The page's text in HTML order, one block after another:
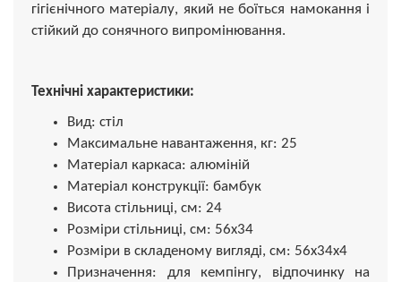
гігієнічного матеріалу, який не боїться намокання і
стійкий до сонячного випромінювання.
Технічні характеристики:
Вид: стіл
Максимальне навантаження, кг: 25
Матеріал каркаса: алюміній
Матеріал конструкції: бамбук
Висота стільниці, см: 24
Розміри стільниці, см: 56x34
Розміри в складеному вигляді, см: 56x34х4
Призначення: для кемпінгу, відпочинку на